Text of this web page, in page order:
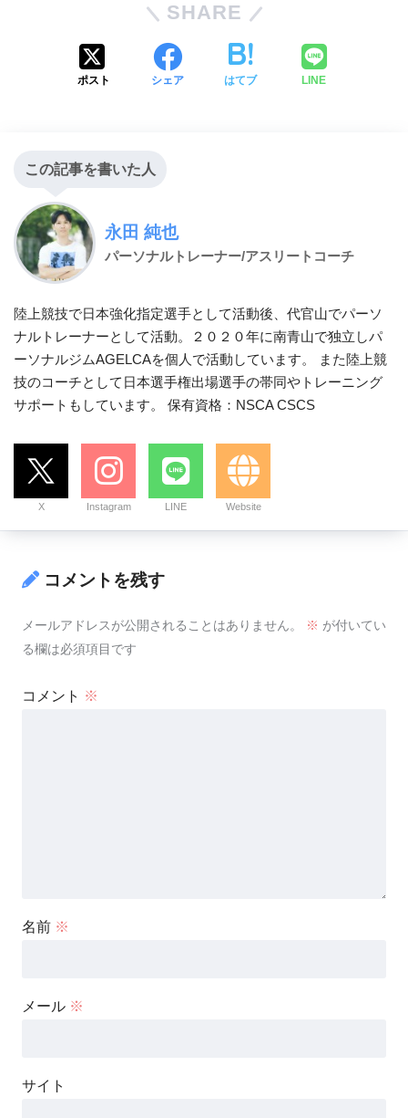
SHARE
ポスト シェア はてブ LINE
この記事を書いた人
永田 純也
パーソナルトレーナー/アスリートコーチ
陸上競技で日本強化指定選手として活動後、代官山でパーソ
ナルトレーナーとして活動。２０２０年に南青山で独立しパ
ーソナルジムAGELCAを個人で活動しています。 また陸上競
技のコーチとして日本選手権出場選手の帯同やトレーニング
サポートもしています。 保有資格：NSCA CSCS
X Instagram LINE Website
コメントを残す
メールアドレスが公開されることはありません。 ※ が付いてい
る欄は必須項目です
コメント ※
名前 ※
メール ※
サイト